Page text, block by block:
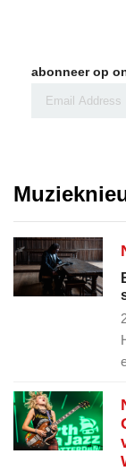
abonneer op